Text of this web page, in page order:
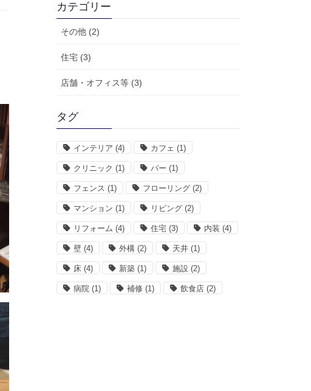
カテゴリー
その他 (2)
住宅 (3)
店舗・オフィス等 (3)
タグ
インテリア (4) カフェ (1)
クリニック (1) バー (1)
フェンス (1) フローリング (2)
マンション (1) リビング (2)
リフォーム (4) 住宅 (3) 内装 (4)
壁 (4) 外構 (2) 天井 (1)
床 (4) 新築 (1) 施設 (2)
病院 (1) 補修 (1) 飲食店 (2)